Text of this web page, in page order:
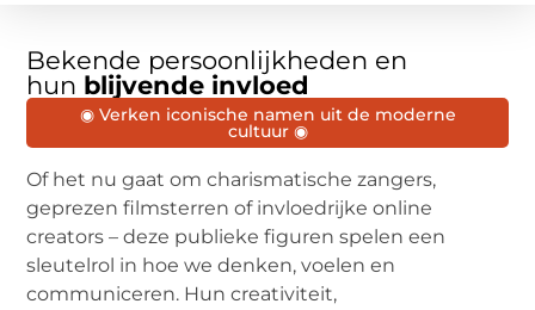
Bekende persoonlijkheden en
hun blijvende invloed
◉ Verken iconische namen uit de moderne
cultuur ◉
Of het nu gaat om charismatische zangers,
geprezen filmsterren of invloedrijke online
creators – deze publieke figuren spelen een
sleutelrol in hoe we denken, voelen en
communiceren. Hun creativiteit,